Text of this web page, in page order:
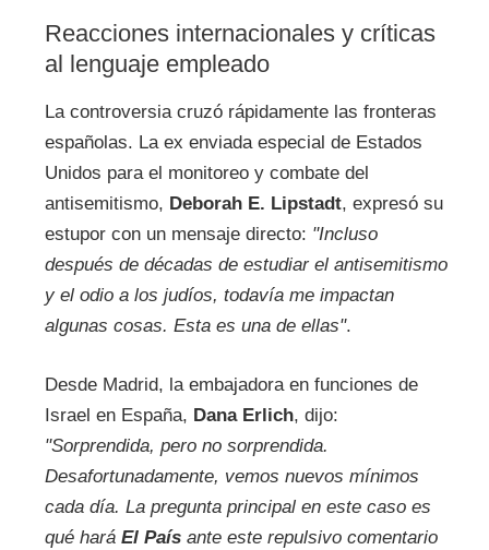
Reacciones internacionales y críticas
al lenguaje empleado
La controversia cruzó rápidamente las fronteras
españolas. La ex enviada especial de Estados
Unidos para el monitoreo y combate del
antisemitismo, Deborah E. Lipstadt, expresó su
estupor con un mensaje directo: "Incluso
después de décadas de estudiar el antisemitismo
y el odio a los judíos, todavía me impactan
algunas cosas. Esta es una de ellas".
Desde Madrid, la embajadora en funciones de
Israel en España, Dana Erlich, dijo:
"Sorprendida, pero no sorprendida.
Desafortunadamente, vemos nuevos mínimos
cada día. La pregunta principal en este caso es
qué hará El Paísante este repulsivo comentario